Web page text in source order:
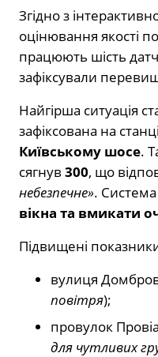
Згідно з
оцінювання якості
працюють шість
зафіксували
Найгірша ситуація
зафіксована на
Київському шосе.
сягнув 300, що
небезпечне».
вікна та вмикати
Підвищені
вулиця
повітря);
провулок
для чутливих